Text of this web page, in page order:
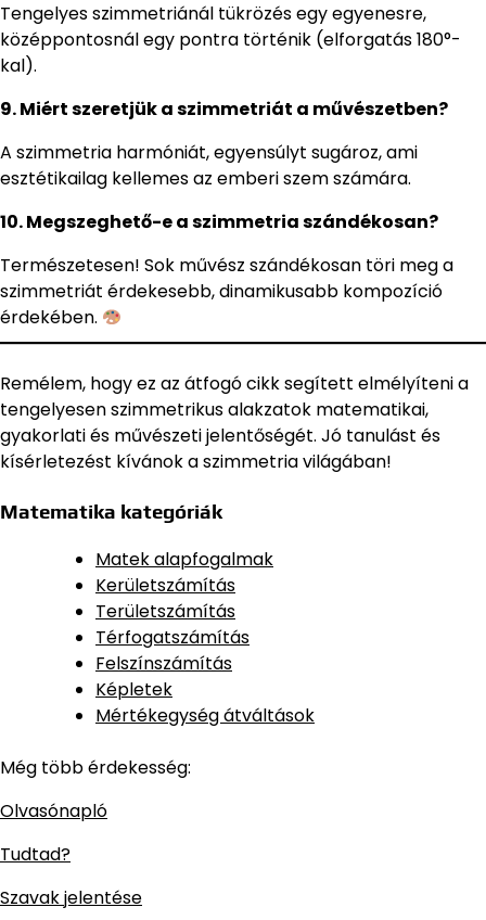
Tengelyes szimmetriánál tükrözés egy egyenesre,
középpontosnál egy pontra történik (elforgatás 180°-
kal).
9. Miért szeretjük a szimmetriát a művészetben?
A szimmetria harmóniát, egyensúlyt sugároz, ami
esztétikailag kellemes az emberi szem számára.
10. Megszeghető-e a szimmetria szándékosan?
Természetesen! Sok művész szándékosan töri meg a
szimmetriát érdekesebb, dinamikusabb kompozíció
érdekében.
Remélem, hogy ez az átfogó cikk segített elmélyíteni a
tengelyesen szimmetrikus alakzatok matematikai,
gyakorlati és művészeti jelentőségét. Jó tanulást és
kísérletezést kívánok a szimmetria világában!
Matematika kategóriák
Matek alapfogalmak
Kerületszámítás
Területszámítás
Térfogatszámítás
Felszínszámítás
Képletek
Mértékegység átváltások
Még több érdekesség:
Olvasónapló
Tudtad?
Szavak jelentése